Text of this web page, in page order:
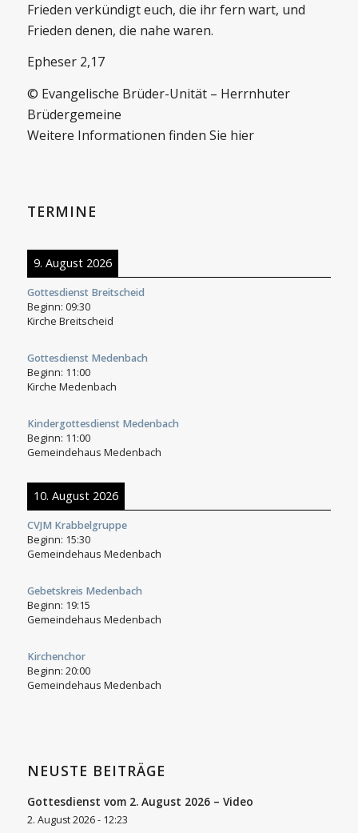
Frieden verkündigt euch, die ihr fern wart, und
Frieden denen, die nahe waren.
Epheser 2,17
© Evangelische Brüder-Unität – Herrnhuter
Brüdergemeine
Weitere Informationen finden Sie hier
TERMINE
9. August 2026
Gottesdienst Breitscheid
Beginn: 09:30
Kirche Breitscheid
Gottesdienst Medenbach
Beginn: 11:00
Kirche Medenbach
Kindergottesdienst Medenbach
Beginn: 11:00
Gemeindehaus Medenbach
10. August 2026
CVJM Krabbelgruppe
Beginn: 15:30
Gemeindehaus Medenbach
Gebetskreis Medenbach
Beginn: 19:15
Gemeindehaus Medenbach
Kirchenchor
Beginn: 20:00
Gemeindehaus Medenbach
NEUSTE BEITRÄGE
Gottesdienst vom 2. August 2026 – Video
2. August 2026 - 12:23